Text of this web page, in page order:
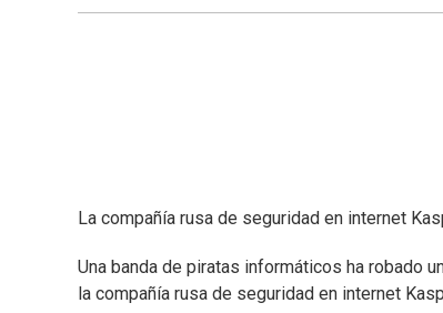
La compañía rusa de seguridad en internet
Una banda de piratas informáticos ha robado
la compañía rusa de seguridad en internet